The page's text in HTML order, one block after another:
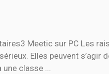
Meetic sur PC Les
Elles peuvent s’agir
une classe ...